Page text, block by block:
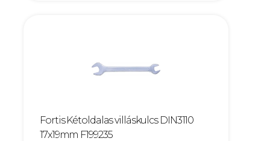
Fortis Kétoldalas villáskulcs DIN3110
17x19mm F199235